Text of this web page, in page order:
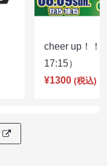
cheer up！
17:15）
¥1300 (税込)